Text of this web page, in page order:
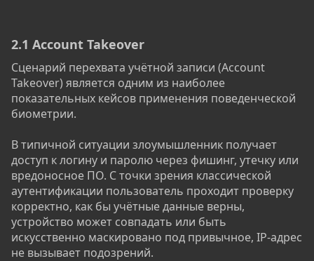
2.1 Account Takeover​
Сценарий перехвата учётной записи (Account
Takeover) является одним из наиболее
показательных кейсов применения поведенческой
биометрии.
В типичной ситуации злоумышленник получает
доступ к логину и паролю через фишинг, утечку или
вредоносное ПО. С точки зрения классической
аутентификации пользователь проходит проверку
корректно, как бы учётные данные верны,
устройство может совпадать или быть
искусственно маскировано под привычное, IP-адрес
не вызывает подозрений.